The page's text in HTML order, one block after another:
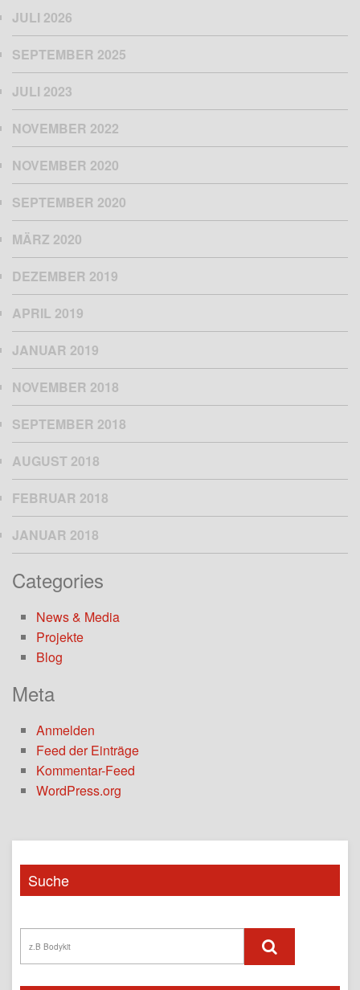
Suche
JULI 2026
SEPTEMBER 2025
JULI 2023
NOVEMBER 2022
NOVEMBER 2020
SEPTEMBER 2020
MÄRZ 2020
DEZEMBER 2019
APRIL 2019
JANUAR 2019
NOVEMBER 2018
SEPTEMBER 2018
AUGUST 2018
FEBRUAR 2018
JANUAR 2018
Categories
News & Media
Projekte
Blog
Meta
Anmelden
Feed der Einträge
Kommentar-Feed
WordPress.org